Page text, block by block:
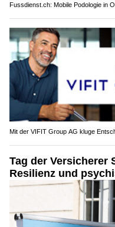
Fussdienst.ch: Mobile Podologie in
Mit der VIFIT Group AG kluge
Tag der Versicherer
Resilienz und